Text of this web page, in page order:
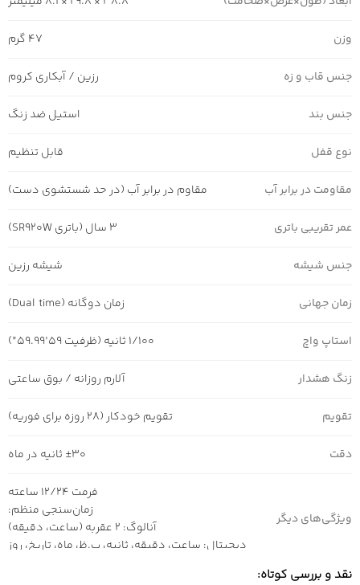
وزن 47 گرم
جنس قاب و زه رزین / آبکاری کروم
جنس بند استیل ضد زنگ
نوع قفل قابل تنظیم
مقاومت در برابر آب مقاوم در برابر آب (در حد شستشوی دست)
عمر تقریبی باتری 3 سال (باتری SR920W)
جنس شیشه شیشه رزین
زمان جهانی زمان دوگانه (Dual time)
استاپ واچ 1/100 ثانیه (ظرفیت 59’59.99”)
زنگ هشدار آلارم روزانه / بوق ساعتی
تقویم تقویم خودکار (28 روزه برای فوریه)
دقت ±30 ثانیه در ماه
ویژگی‌های دیگر
فرمت 12/24 ساعته
زمان‌سنجی منظم:
آنالوگ: 2 عقربه (ساعت، دقیقه)
دیجیتال: ساعت، دقیقه، ثانیه، ب.ظ، ماه، تاریخ، روز
نقد و بررسی کوتاه: